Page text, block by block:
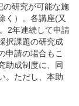
の研究が可能な施
く）。各講座(又
2年連続して申請
択課題の研究成
申請の場合もこ
助成制度に、同
。ただし、本助